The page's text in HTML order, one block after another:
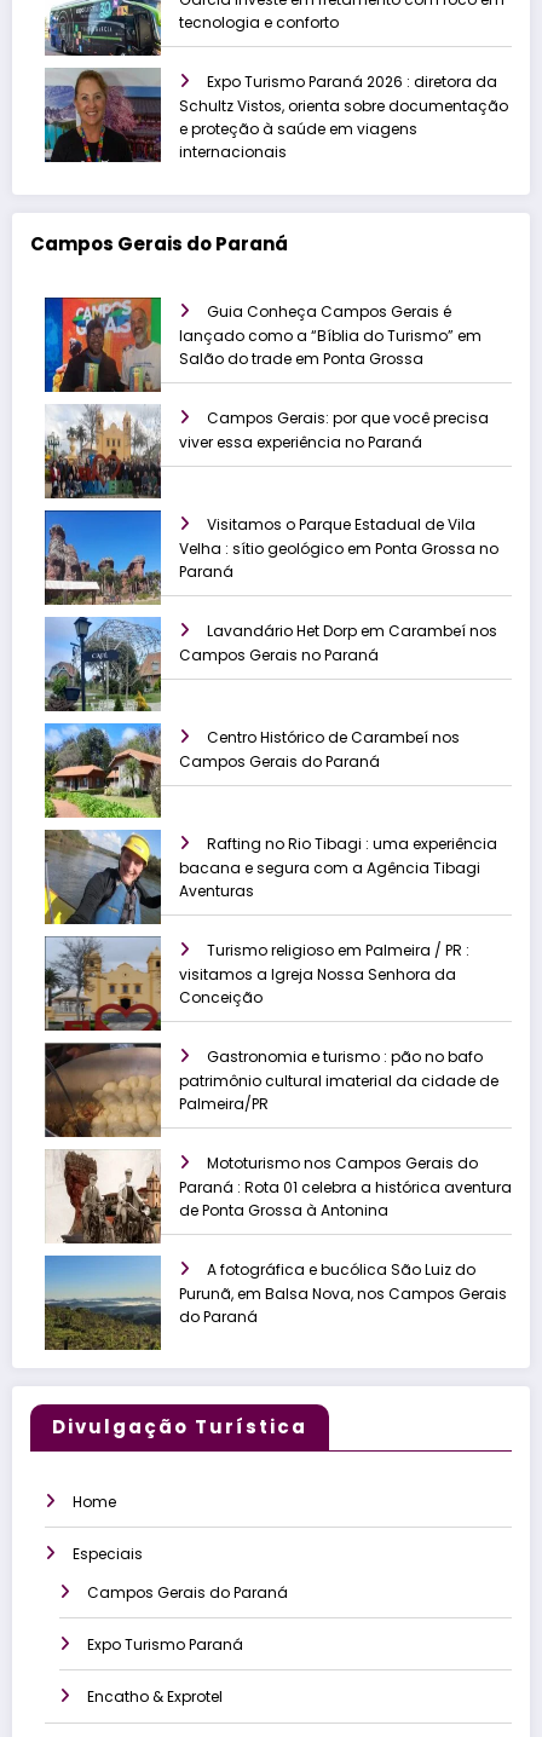
tecnologia e conforto
Expo Turismo Paraná 2026 : diretora da
Schultz Vistos, orienta sobre documentação
e proteção à saúde em viagens
internacionais
Campos Gerais do Paraná
Guia Conheça Campos Gerais é
lançado como a “Bíblia do Turismo” em
Salão do trade em Ponta Grossa
Campos Gerais: por que você precisa
viver essa experiência no Paraná
Visitamos o Parque Estadual de Vila
Velha : sítio geológico em Ponta Grossa no
Paraná
Lavandário Het Dorp em Carambeí nos
Campos Gerais no Paraná
Centro Histórico de Carambeí nos
Campos Gerais do Paraná
Rafting no Rio Tibagi : uma experiência
bacana e segura com a Agência Tibagi
Aventuras
Turismo religioso em Palmeira / PR :
visitamos a Igreja Nossa Senhora da
Conceição
Gastronomia e turismo : pão no bafo
patrimônio cultural imaterial da cidade de
Palmeira/PR
Mototurismo nos Campos Gerais do
Paraná : Rota 01 celebra a histórica aventura
de Ponta Grossa à Antonina
A fotográfica e bucólica São Luiz do
Purunã, em Balsa Nova, nos Campos Gerais
do Paraná
Divulgação Turística
Home
Especiais
Campos Gerais do Paraná
Expo Turismo Paraná
Encatho & Exprotel